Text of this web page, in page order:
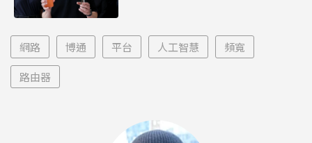
網路 博通 平台 人工智慧 頻寬
路由器